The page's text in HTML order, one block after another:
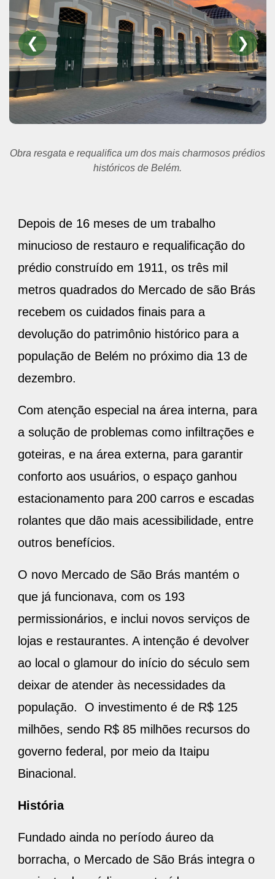
❮ ❯
Novo Mercado de São Brás mantém permissionários e
inclui novos serviços como lojas e restaurantes.
Depois de 16 meses de um trabalho
minucioso de restauro e requalificação do
prédio construído em 1911, os três mil
metros quadrados do Mercado de são Brás
recebem os cuidados finais para a
devolução do patrimônio histórico para a
população de Belém no próximo dia 13 de
dezembro.
Com atenção especial na área interna, para
a solução de problemas como infiltrações e
goteiras, e na área externa, para garantir
conforto aos usuários, o espaço ganhou
estacionamento para 200 carros e escadas
rolantes que dão mais acessibilidade, entre
outros benefícios.
O novo Mercado de São Brás mantém o
que já funcionava, com os 193
permissionários, e inclui novos serviços de
lojas e restaurantes. A intenção é devolver
ao local o glamour do início do século sem
deixar de atender às necessidades da
população. O investimento é de R$ 125
milhões, sendo R$ 85 milhões recursos do
governo federal, por meio da Itaipu
Binacional.
História
Fundado ainda no período áureo da
borracha, o Mercado de São Brás integra o